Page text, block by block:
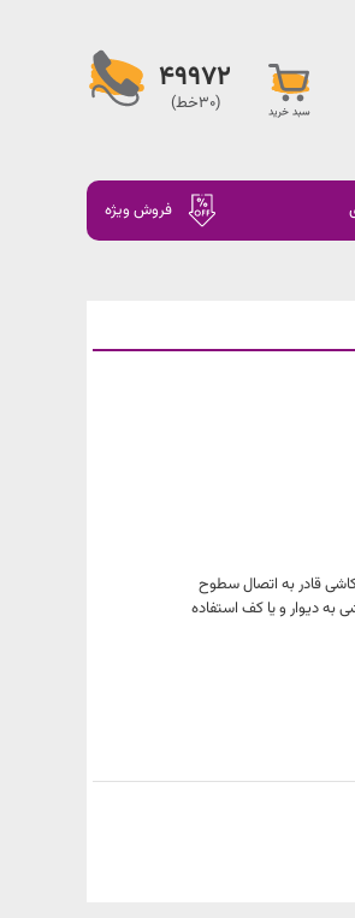
49972
(30خط)
فروش ویژه
قادر به اتصال سطوح
دیوار و یا کف استفاده